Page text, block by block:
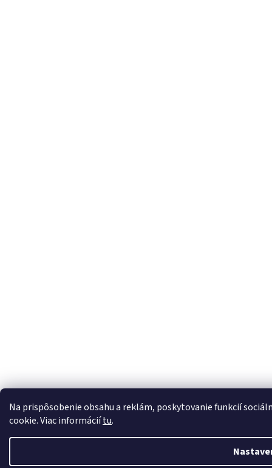
Na prispôsobenie obsahu a reklám, poskytovanie funkcií
cookie. Viac informáciítu.